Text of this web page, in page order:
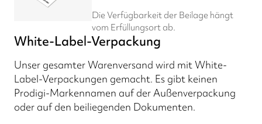
Die Verfügbarkeit der Beilage hängt
vom Erfüllungsort ab.
White-Label-Verpackung
Unser gesamter Warenversand wird mit White-
Label-Verpackungen gemacht. Es gibt keinen
Prodigi-Markennamen auf der Außenverpackung
oder auf den beiliegenden Dokumenten.